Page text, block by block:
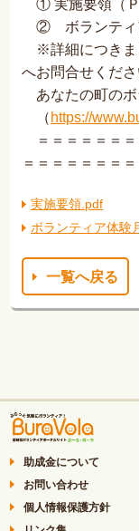
① 実施要領（
② ボランティ
※詳細につきま
へお問合せくださ
あなたの町のボ
（ https://
＝＝＝＝＝＝＝
＝＝＝ ＝＝＝＝
実施要領.pdf
ボランティア体験
一覧へ戻る
助成金について
お問い合わせ
個人情報保護方針